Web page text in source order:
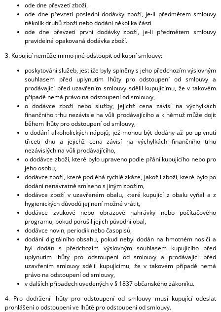
ode dne převzetí zboží,
ode dne převzetí poslední dodávky zboží, je-li předmětem smlouvy
několik druhů zboží nebo dodání několika částí
ode dne převzetí první dodávky zboží, je-li předmětem smlouvy
pravidelná opakovaná dodávka zboží.
3. Kupující nemůže mimo jiné odstoupit od kupní smlouvy:
poskytování služeb, jestliže byly splněny s jeho předchozím výslovným
souhlasem před uplynutím lhůty pro odstoupení od smlouvy a
prodávající před uzavřením smlouvy sdělil kupujícímu, že v takovém
případě nemá právo na odstoupení od smlouvy,
o dodávce zboží nebo služby, jejichž cena závisí na výchylkách
finančního trhu nezávisle na vůli prodávajícího a k němuž může dojít
během lhůty pro odstoupení od smlouvy,
o dodání alkoholických nápojů, jež mohou být dodány až po uplynutí
třiceti dnů a jejichž cena závisí na výchylkách finančního trhu
nezávislých na vůli prodávajícího,
o dodávce zboží, které bylo upraveno podle přání kupujícího nebo pro
jeho osobu,
dodávce zboží, které podléhá rychlé zkáze, jakož i zboží, které bylo po
dodání nenávratně smíseno s jiným zbožím,
dodávce zboží v uzavřeném obalu, které kupující z obalu vyňal a z
hygienických důvodů jej není možné vrátit,
dodávce zvukové nebo obrazové nahrávky nebo počítačového
programu, pokud porušil jejich původní obal,
dodávce novin, periodik nebo časopisů,
dodání digitálního obsahu, pokud nebyl dodán na hmotném nosiči a
byl dodán s předchozím výslovným souhlasem kupujícího před
uplynutím lhůty pro odstoupení od smlouvy a prodávající před
uzavřením smlouvy sdělil kupujícímu, že v takovém případě nemá
právo na odstoupení od smlouvy,
v dalších případech uvedených v § 1837 občanského zákoníku.
4. Pro dodržení lhůty pro odstoupení od smlouvy musí kupující odeslat
prohlášení o odstoupení ve lhůtě pro odstoupení od smlouvy.